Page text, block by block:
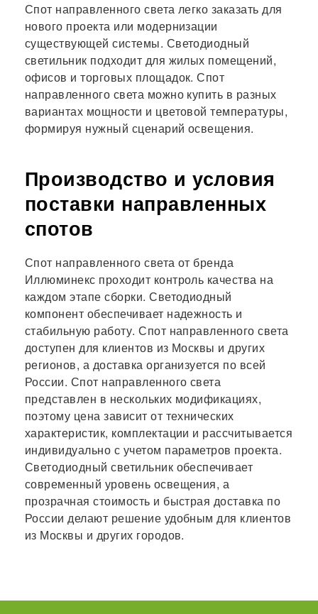
Спот направленного света легко заказать для
нового проекта или модернизации
существующей системы. Светодиодный
светильник подходит для жилых помещений,
офисов и торговых площадок. Спот
направленного света можно купить в разных
вариантах мощности и цветовой температуры,
формируя нужный сценарий освещения.
Производство и условия
поставки направленных
спотов
Спот направленного света от бренда
Иллюминекс проходит контроль качества на
каждом этапе сборки. Светодиодный
компонент обеспечивает надежность и
стабильную работу. Спот направленного света
доступен для клиентов из Москвы и других
регионов, а доставка организуется по всей
России. Спот направленного света
представлен в нескольких модификациях,
поэтому цена зависит от технических
характеристик, комплектации и рассчитывается
индивидуально с учетом параметров проекта.
Светодиодный светильник обеспечивает
современный уровень освещения, а
прозрачная стоимость и быстрая доставка по
России делают решение удобным для клиентов
из Москвы и других городов.